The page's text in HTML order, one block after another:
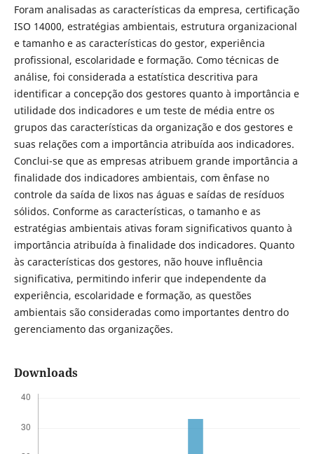
Foram analisadas as características da empresa, certificação
ISO 14000, estratégias ambientais, estrutura organizacional
e tamanho e as características do gestor, experiência
profissional, escolaridade e formação. Como técnicas de
análise, foi considerada a estatística descritiva para
identificar a concepção dos gestores quanto à importância e
utilidade dos indicadores e um teste de média entre os
grupos das características da organização e dos gestores e
suas relações com a importância atribuída aos indicadores.
Conclui-se que as empresas atribuem grande importância a
finalidade dos indicadores ambientais, com ênfase no
controle da saída de lixos nas águas e saídas de resíduos
sólidos. Conforme as características, o tamanho e as
estratégias ambientais ativas foram significativos quanto à
importância atribuída à finalidade dos indicadores. Quanto
às características dos gestores, não houve influência
significativa, permitindo inferir que independente da
experiência, escolaridade e formação, as questões
ambientais são consideradas como importantes dentro do
gerenciamento das organizações.
Downloads